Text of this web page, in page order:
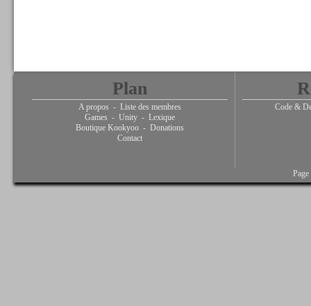
Plan
A propos - Liste des membres
Games - Unity - Lexique
Boutique Kookyoo - Donations
Contact
Code &